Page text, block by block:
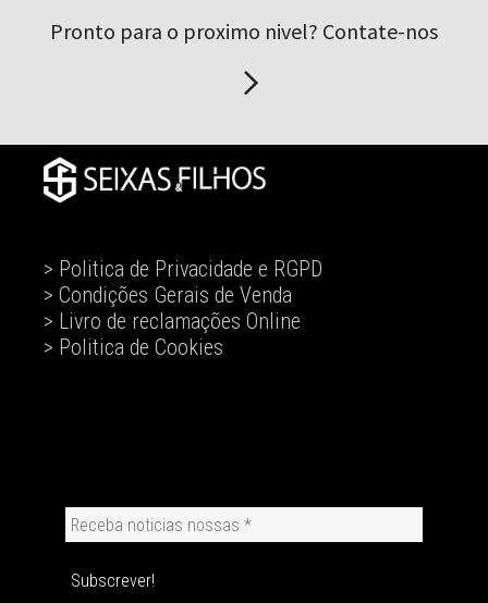
Pronto para o proximo nivel? Contate-nos
> Politica de Privacidade e RGPD
> Condições Gerais de Venda
> Livro de reclamações Online
> Politica de Cookies
Receba
noticias